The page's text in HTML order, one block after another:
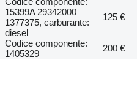
15399A 29342000
1377375, carburante:
diesel
125 €
Codice componente:
1405329
200 €